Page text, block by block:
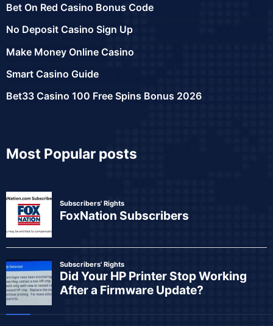
Bet On Red Casino Bonus Code
No Deposit Casino Sign Up
Make Money Online Casino
Smart Casino Guide
Bet33 Casino 100 Free Spins Bonus 2026
Most Popular posts